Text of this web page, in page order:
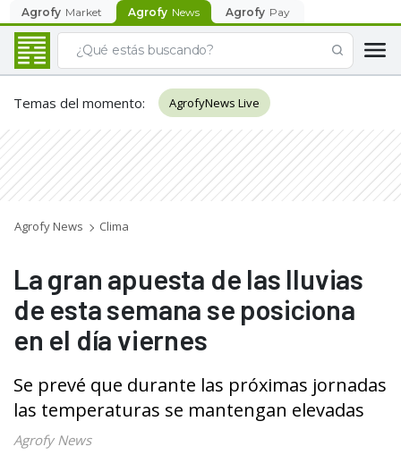
Agrofy Market Agrofy News Agrofy Pay
Temas del momento: AgrofyNews Live
Agrofy News Clima
La gran apuesta de las lluvias
de esta semana se posiciona
en el día viernes
Se prevé que durante las próximas jornadas
las temperaturas se mantengan elevadas
Agrofy News